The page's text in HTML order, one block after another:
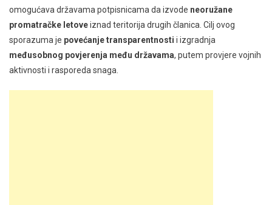
omogućava državama potpisnicama da izvode neoružane
promatračke letoveiznad teritorija drugih članica. Cilj ovog
sporazuma je povećanje transparentnosti i izgradnja
međusobnog povjerenja među državama, putem provjere vojnih
aktivnosti i rasporeda snaga.